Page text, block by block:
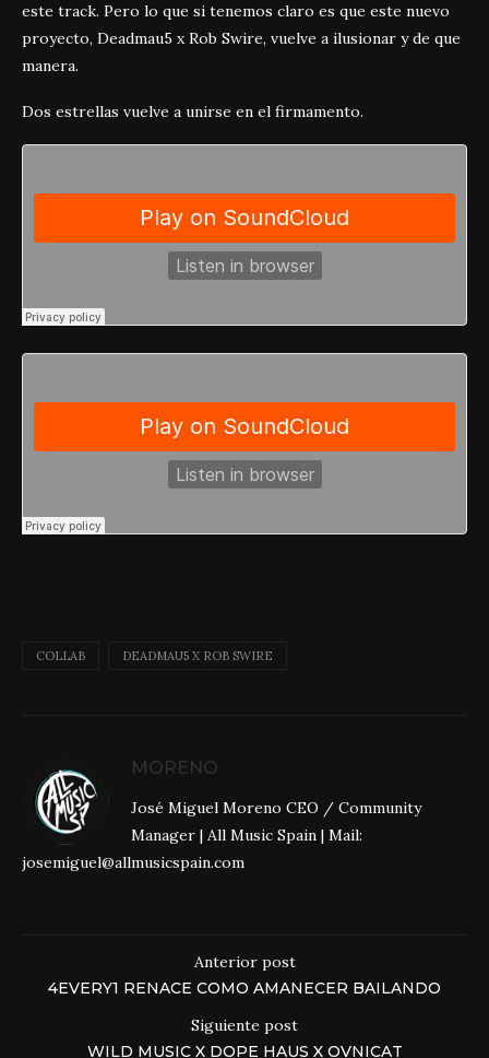
este track. Pero lo que si tenemos claro es que este nuevo
proyecto, Deadmau5 x Rob Swire, vuelve a ilusionar y de que
manera.
Dos estrellas vuelve a unirse en el firmamento.
COLLAB DEADMAU5 X ROB SWIRE
MORENO
José Miguel Moreno CEO / Community
Manager | All Music Spain | Mail:
josemiguel@allmusicspain.com
Anterior post
4EVERY1 RENACE COMO AMANECER BAILANDO
Siguiente post
WILD MUSIC X DOPE HAUS X OVNICAT